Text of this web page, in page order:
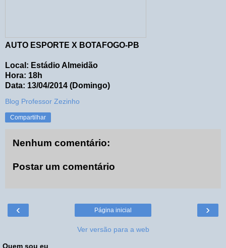
AUTO ESPORTE X BOTAFOGO-PB
Local: Estádio Almeidão
Hora: 18h
Data: 13/04/2014 (Domingo)
Blog Professor Zezinho
Compartilhar
Nenhum comentário:
Postar um comentário
‹ ›
Página inicial
Ver versão para a web
Quem sou eu